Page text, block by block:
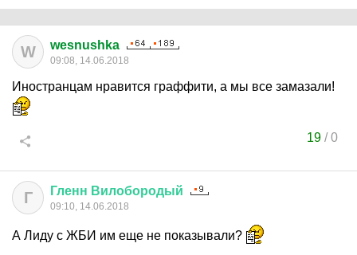
W wesnushka
09:08, 14.06.2018
Иностранцам нравится граффити, а мы все замазали!
19 /0
Г Гленн Вилобородый
09:10, 14.06.2018
А Лиду с ЖБИ им еще не показывали?